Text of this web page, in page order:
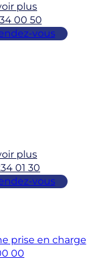
plus
00 50
vous
plus
01 30
vous
prise en charge
00